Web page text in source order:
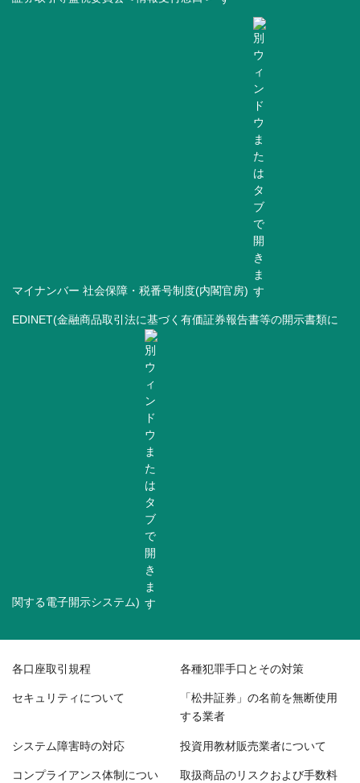
マイナンバー 社会保障・税番号制度(内閣官房)
EDINET(金融商品取引法に基づく有価証券報告書等の開示書類に
関する電子開示システム)
各口座取引規程 各種犯罪手口とその対策
セキュリティについて 「松井証券」の名前を無断使用
する業者
システム障害時の対応 投資用教材販売業者について
コンプライアンス体制につい 取扱商品のリスクおよび手数料